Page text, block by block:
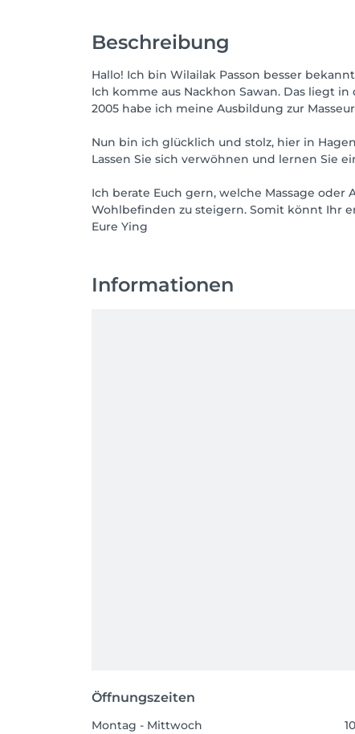
Beschreibung
Hallo! Ich bin Wilailak Passon besser
Ich komme aus Nackhon Sawan. Das liegt
2005 habe ich meine Ausbildung zur
Nun bin ich glücklich und stolz, hier in
Lassen Sie sich verwöhnen und lernen Sie
Ich berate Euch gern, welche Massage
Wohlbefinden zu steigern. Somit könnt Ihr
Eure Ying
Informationen
Öffnungszeiten
Montag - Mittwoch